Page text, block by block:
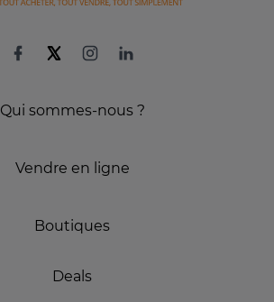
Qui sommes-nous ?
Vendre en ligne
Boutiques
Deals